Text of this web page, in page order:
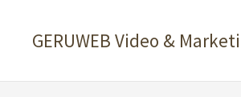
GERUWEB Video &